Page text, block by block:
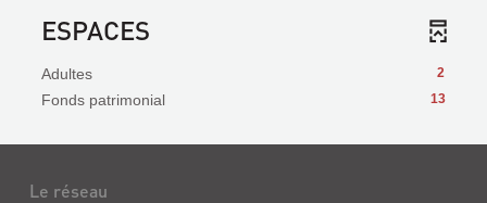
ESPACES
2
Adultes
13
Fonds patrimonial
Le réseau